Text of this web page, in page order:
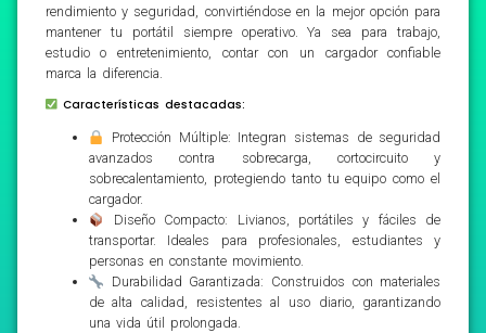
rendimiento y seguridad, convirtiéndose en la mejor opción para
mantener tu portátil siempre operativo. Ya sea para trabajo,
estudio o entretenimiento, contar con un cargador confiable
marca la diferencia.
Características destacadas:
Protección Múltiple: Integran sistemas de seguridad
avanzados contra sobrecarga, cortocircuito y
sobrecalentamiento, protegiendo tanto tu equipo como el
cargador.
Diseño Compacto: Livianos, portátiles y fáciles de
transportar. Ideales para profesionales, estudiantes y
personas en constante movimiento.
Durabilidad Garantizada: Construidos con materiales
de alta calidad, resistentes al uso diario, garantizando
una vida útil prolongada.